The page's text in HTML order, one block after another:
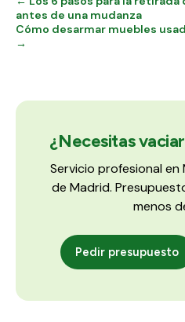
antes de una mudanza
Cómo desarmar muebles
→
¿Necesitas
Servicio profesional
de Madrid.
menos
Pedir presupuesto